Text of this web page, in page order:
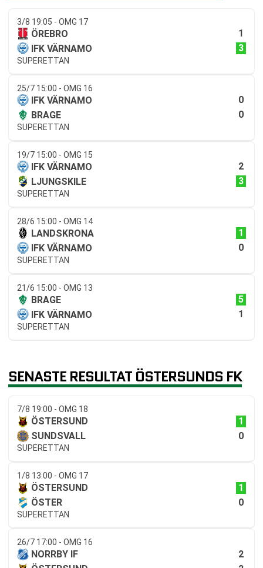
3/8 19:05 - OMG 17
ÖREBRO
1
IFK VÄRNAMO
3
SUPERETTAN
25/7 15:00 - OMG 16
IFK VÄRNAMO
0
BRAGE
0
SUPERETTAN
19/7 15:00 - OMG 15
IFK VÄRNAMO
2
LJUNGSKILE
3
SUPERETTAN
28/6 15:00 - OMG 14
LANDSKRONA
1
IFK VÄRNAMO
0
SUPERETTAN
21/6 15:00 - OMG 13
BRAGE
5
IFK VÄRNAMO
1
SUPERETTAN
SENASTE RESULTAT ÖSTERSUNDS FK
7/8 19:00 - OMG 18
ÖSTERSUND
1
SUNDSVALL
0
SUPERETTAN
1/8 13:00 - OMG 17
ÖSTERSUND
1
ÖSTER
0
SUPERETTAN
26/7 17:00 - OMG 16
NORRBY IF
2